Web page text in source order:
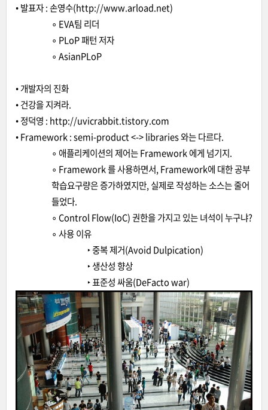
• 발표자 : 손영수(http://www.arload.net)
∘ EVA팀 리더
∘ PLoP 패턴 저자
∘ AsianPLoP
• 개발자의 진화
• 건강을 지켜라.
• 정덕영 : http://uvicrabbit.tistory.com
• Framework : semi-product <-> libraries 와는 다르다.
∘ 애플리케이션의 제어는 Framework 에게 넘기지.
∘ Framework 를 사용하면서, Framework에 대한 공부
학습요구량은 증가하였지만, 실제로 작성하는 소스는 줄어
들었다.
∘ Control Flow(IoC) 권한을 가지고 있는 녀석이 누구냐?
∘ 사용 이유
‣ 중복 제거(Avoid Dulpication)
‣ 생산성 향상
‣ 표준성 싸움(DeFacto war)